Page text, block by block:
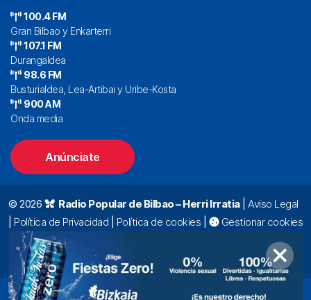
100.4 FM
Gran Bilbao y Enkarterri
107.1 FM
Durangaldea
98.6 FM
Busturialdea, Lea-Artibai y Uribe-Kosta
900 AM
Onda media
Anúnciate
© 2026 Radio Popular de Bilbao – Herri Irratia| Aviso Legal
Política de Privacidad Política de cookies
Gestionar cookies
Alda. Mazarredo, 47 – 7º 48009 Bilbao |
|
oyentes@radiopopular.com